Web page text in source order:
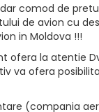
comod de
de avion cu
in Moldova !!!
ofera la atentie
va ofera
(compania